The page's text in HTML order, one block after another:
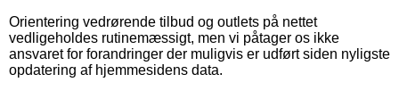
Orientering vedrørende tilbud og outlets på nettet
vedligeholdes rutinemæssigt, men vi påtager os ikke
ansvaret for forandringer der muligvis er udført siden nyligste
opdatering af hjemmesidens data.